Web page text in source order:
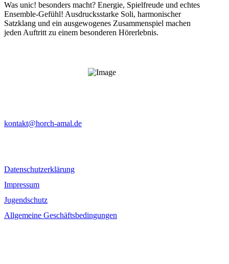
Was unic! besonders macht? Energie, Spielfreude und echtes
Ensemble-Gefühl! Ausdrucksstarke Soli, harmonischer
Satzklang und ein ausgewogenes Zusammenspiel machen
jeden Auftritt zu einem besonderen Hörerlebnis.
kontakt@horch-amal.de
Datenschutzerklärung
Impressum
Jugendschutz
Allgemeine Geschäftsbedingungen